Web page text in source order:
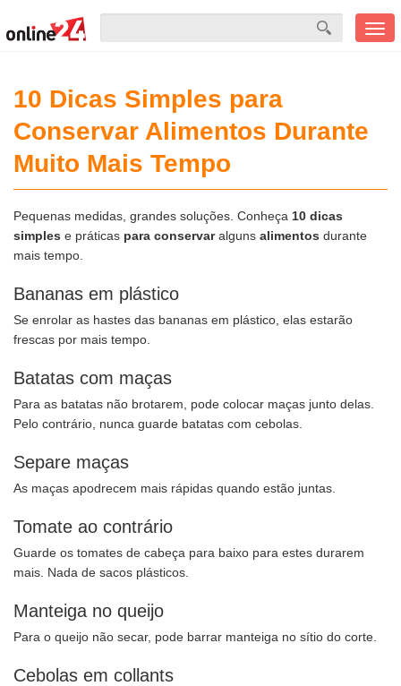
10 Dicas Simples para
Conservar Alimentos Durante
Muito Mais Tempo
Pequenas medidas, grandes soluções. Conheça 10 dicas
simples e práticas para conservaralguns alimentos durante
mais tempo.
Bananas em plástico
Se enrolar as hastes das bananas em plástico, elas estarão
frescas por mais tempo.
Batatas com maças
Para as batatas não brotarem, pode colocar maças junto delas.
Pelo contrário, nunca guarde batatas com cebolas.
Separe maças
As maças apodrecem mais rápidas quando estão juntas.
Tomate ao contrário
Guarde os tomates de cabeça para baixo para estes durarem
mais. Nada de sacos plásticos.
Manteiga no queijo
Para o queijo não secar, pode barrar manteiga no sítio do corte.
Cebolas em collants